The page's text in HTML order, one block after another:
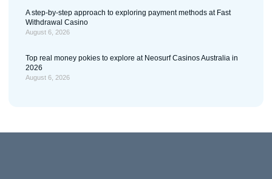
A step-by-step approach to exploring payment methods at Fast
Withdrawal Casino
August 6, 2026
Top real money pokies to explore at Neosurf Casinos Australia in
2026
August 6, 2026